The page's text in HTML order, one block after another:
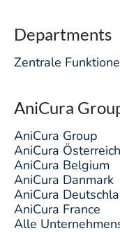
Departments
Zentrale
AniCura
AniCura Group
AniCura Österreich
AniCura Belgium
AniCura Danmark
AniCura
AniCura France
Alle